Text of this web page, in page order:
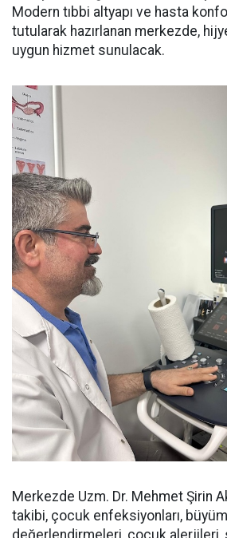
Modern tıbbi altyapı ve hasta
tutularak hazırlanan merkezde,
uygun hizmet sunulacak.
Merkezde Uzm. Dr. Mehmet Şirin
takibi, çocuk enfeksiyonları,